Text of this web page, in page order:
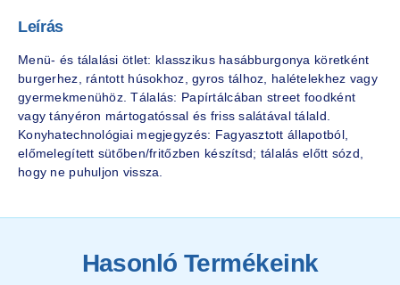
Leírás
Menü- és tálalási ötlet: klasszikus hasábburgonya köretként
burgerhez, rántott húsokhoz, gyros tálhoz, halételekhez vagy
gyermekmenühöz. Tálalás: Papírtálcában street foodként
vagy tányéron mártogatóssal és friss salátával tálald.
Konyhatechnológiai megjegyzés: Fagyasztott állapotból,
előmelegített sütőben/fritőzben készítsd; tálalás előtt sózd,
hogy ne puhuljon vissza.
Hasonló Termékeink